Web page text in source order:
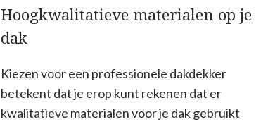
Hoogkwalitatieve materialen op je
dak
Kiezen voor een professionele dakdekker
betekent dat je erop kunt rekenen dat er
kwalitatieve materialen voor je dak gebruikt